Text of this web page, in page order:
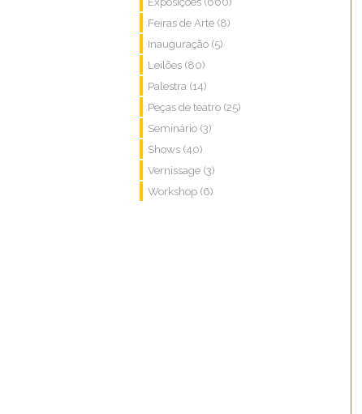
Feiras de Arte (8)
Inauguração (5)
Leilões (80)
Palestra (14)
Peças de teatro (25)
Seminário (3)
Shows (40)
Vernissage (3)
Workshop (6)